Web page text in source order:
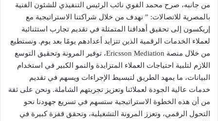
من جانبه، صرح محمد الفوي نائب الرئيس التنفيذي للشئون الفنية
بالمصرية للاتصالات: ” نهدف من خلال شراكتنا الاستراتيجية مع
إريكسون إلى تحقيق أهدافنا المتمثلة في تقديم تجارب استثنائية
لعملاء الخدمات الرقمية الذين تتزايد أعدادهم يومًا بعد يوم. ونستطيع
من خلال منصة Ericsson Mediation، توفير المرونة وتحقيق التوسع
اللازم لتلبية احتياجات العملاء المتزايدة والنمو الكبير في استخدام
البيانات، ما يمهد الطريق لتبسيط الإجراءات ويسهم في تقديم
خدمات عالية الجودة لعملائنا وتعزيز تجربتهم الشاملة. ونحن على ثقة
من أن هذه الخطوة الاستراتيجية ستسهم في تسريع جهودنا نحو
التحول الرقمي، وتعزز المرونة التشغيلية، وتحقق قفزة كبيرة في